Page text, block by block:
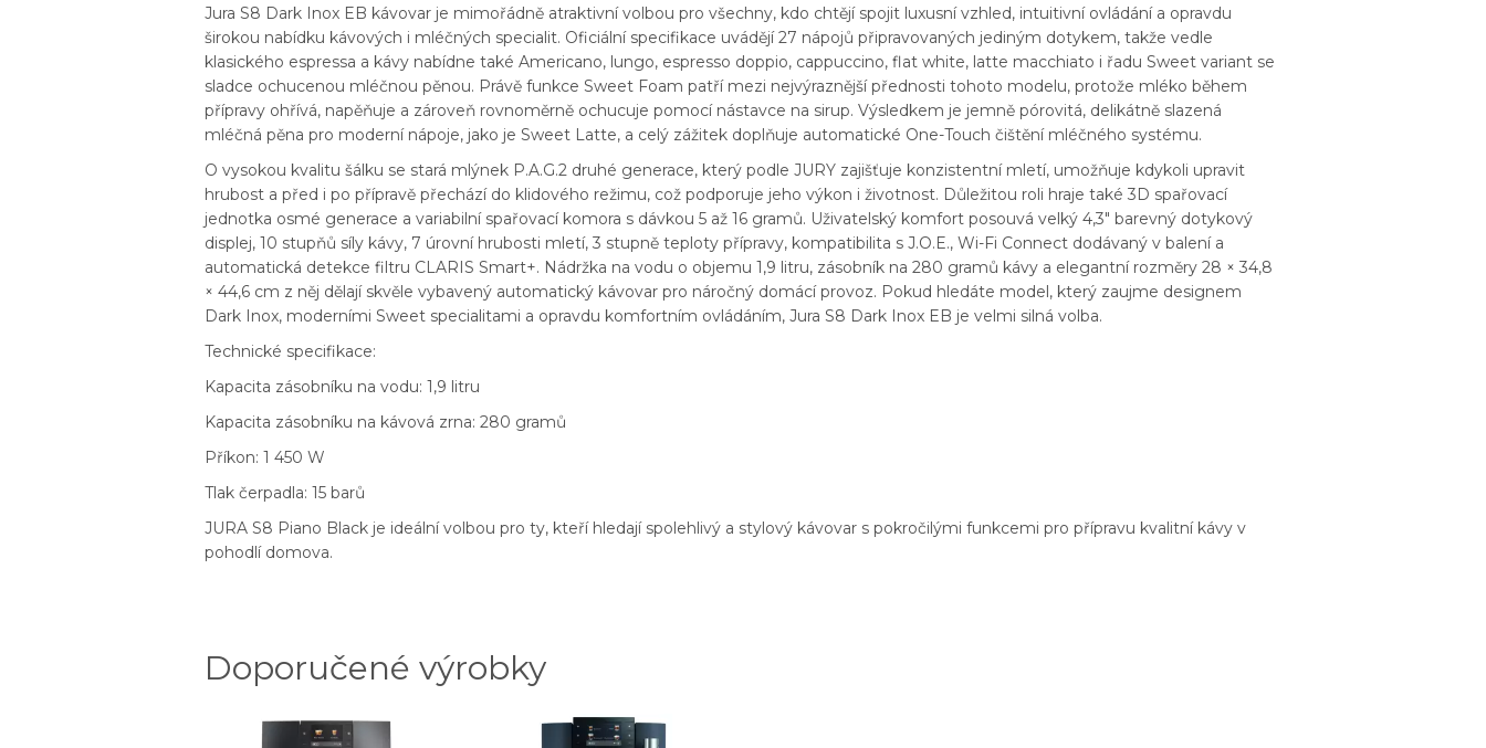
Jura S8 Dark Inox EB kávovar je mimořádně atraktivní volbou pro všechny, kdo chtějí spojit luxusní vzhled, intuitivní ovládání a opravdu
širokou nabídku kávových i mléčných specialit. Oficiální specifikace uvádějí 27 nápojů připravovaných jediným dotykem, takže vedle
klasického espressa a kávy nabídne také Americano, lungo, espresso doppio, cappuccino, flat white, latte macchiato i řadu Sweet variant se
sladce ochucenou mléčnou pěnou. Právě funkce Sweet Foam patří mezi nejvýraznější přednosti tohoto modelu, protože mléko během
přípravy ohřívá, napěňuje a zároveň rovnoměrně ochucuje pomocí nástavce na sirup. Výsledkem je jemně pórovitá, delikátně slazená
mléčná pěna pro moderní nápoje, jako je Sweet Latte, a celý zážitek doplňuje automatické One-Touch čištění mléčného systému.
O vysokou kvalitu šálku se stará mlýnek P.A.G.2 druhé generace, který podle JURY zajišťuje konzistentní mletí, umožňuje kdykoli upravit
hrubost a před i po přípravě přechází do klidového režimu, což podporuje jeho výkon i životnost. Důležitou roli hraje také 3D spařovací
jednotka osmé generace a variabilní spařovací komora s dávkou 5 až 16 gramů. Uživatelský komfort posouvá velký 4,3" barevný dotykový
displej, 10 stupňů síly kávy, 7 úrovní hrubosti mletí, 3 stupně teploty přípravy, kompatibilita s J.O.E., Wi-Fi Connect dodávaný v balení a
automatická detekce filtru CLARIS Smart+. Nádržka na vodu o objemu 1,9 litru, zásobník na 280 gramů kávy a elegantní rozměry 28 × 34,8
× 44,6 cm z něj dělají skvěle vybavený automatický kávovar pro náročný domácí provoz. Pokud hledáte model, který zaujme designem
Dark Inox, moderními Sweet specialitami a opravdu komfortním ovládáním, Jura S8 Dark Inox EB je velmi silná volba.
Technické specifikace:
Kapacita zásobníku na vodu: 1,9 litru
Kapacita zásobníku na kávová zrna: 280 gramů
Příkon: 1 450 W
Tlak čerpadla: 15 barů
JURA S8 Piano Black je ideální volbou pro ty, kteří hledají spolehlivý a stylový kávovar s pokročilými funkcemi pro přípravu kvalitní kávy v
pohodlí domova.
Doporučené výrobky